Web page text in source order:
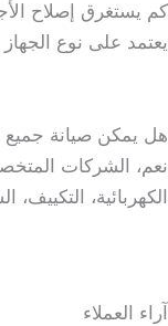
كم يستغرق إصلاح
يعتمد على نوع
هل يمكن صيانة جميع
نعم، الشركات
الكهربائية، التكييف،
آراء العملاء